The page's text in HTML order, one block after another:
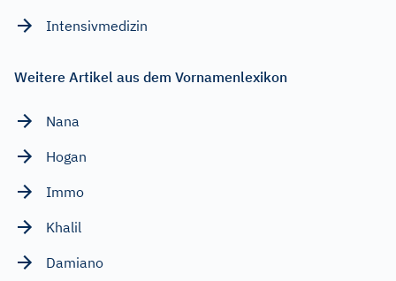
Intensivmedizin
Weitere Artikel aus dem Vornamenlexikon
Nana
Hogan
Immo
Khalil
Damiano